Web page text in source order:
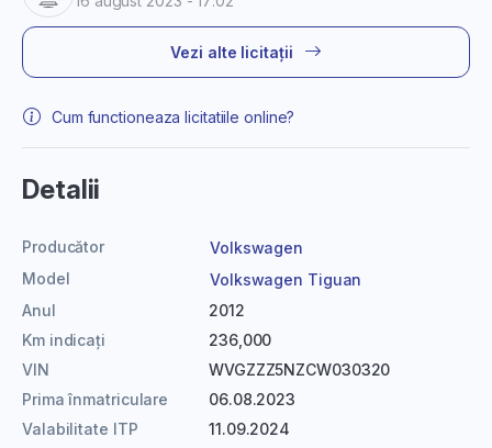
Vezi alte licitații
Cum functioneaza licitatiile online?
Detalii
Producător
Volkswagen
Model
Volkswagen Tiguan
Anul
2012
Km indicați
236,000
VIN
WVGZZZ5NZCW030320
Prima înmatriculare
06.08.2023
Valabilitate ITP
11.09.2024